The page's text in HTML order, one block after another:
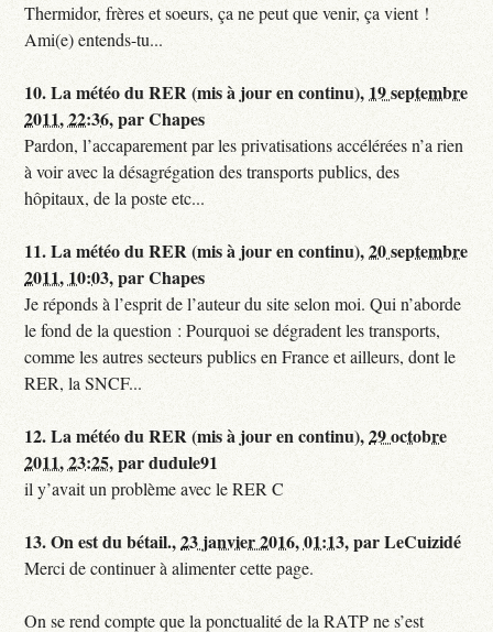
Thermidor, frères et soeurs, ça ne peut que venir, ça vient !
Ami(e) entends-tu...
10.La météo du RER (mis à jour en continu), 19 septembre
2011, 22:36,parChapes
Pardon, l’accaparement par les privatisations accélérées n’a rien
à voir avec la désagrégation des transports publics, des
hôpitaux, de la poste etc...
11.La météo du RER (mis à jour en continu),20 septembre
2011, 10:03,parChapes
Je réponds à l’esprit de l’auteur du site selon moi. Qui n’aborde
le fond de la question : Pourquoi se dégradent les transports,
comme les autres secteurs publics en France et ailleurs, dont le
RER, la SNCF...
12.La météo du RER (mis à jour en continu),29 octobre
2011, 23:25,pardudule91
il y’avait un problème avec le RER C
13.On est du bétail.,23 janvier 2016, 01:13,parLeCuizidé
Merci de continuer à alimenter cette page.
On se rend compte que la ponctualité de la RATP ne s’est